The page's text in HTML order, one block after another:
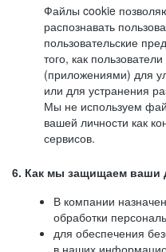
Файлы cookie
распознавать
пользовательские
того, как
(приложениями) для
или для устранения
Мы не используем
вашей личности как
сервисов.
6. Как мы защищаем ваши
В компании
обработки
для обеспечения
в наших